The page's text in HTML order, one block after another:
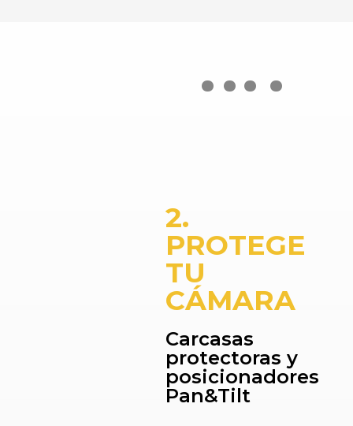
….
2.
PROTEGE
TU
CÁMARA
Carcasas
protectoras y
posicionadores
Pan&Tilt